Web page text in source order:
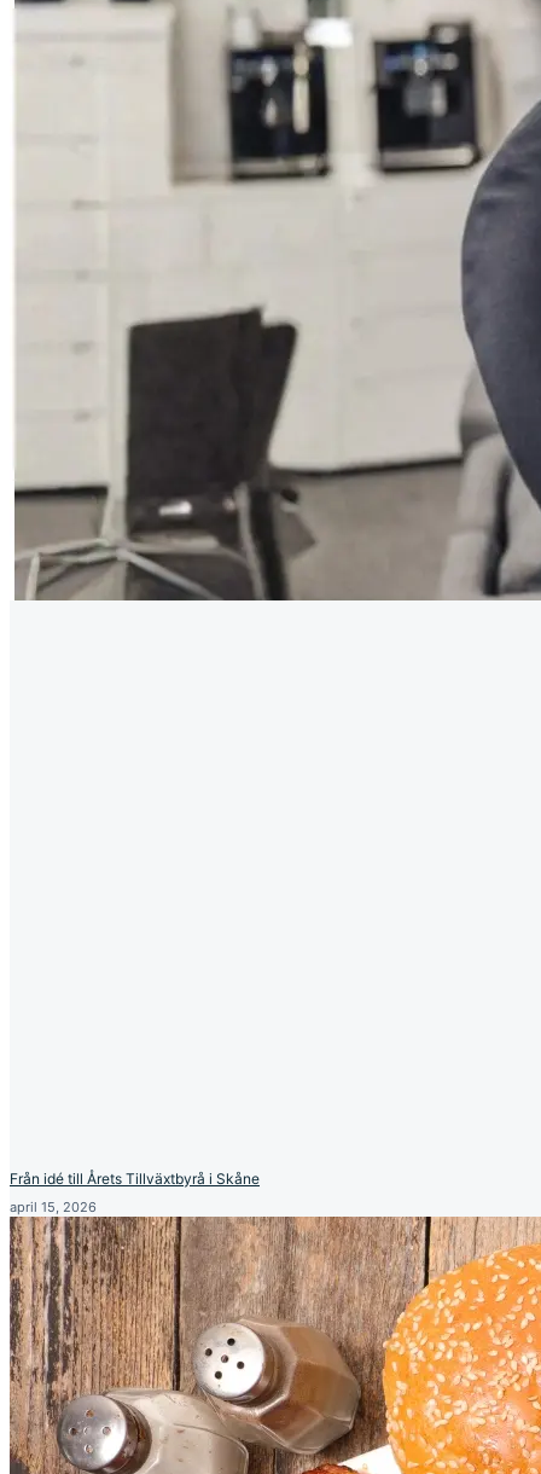
Från idé till Årets Tillväxtbyrå i Skåne
april 15, 2026